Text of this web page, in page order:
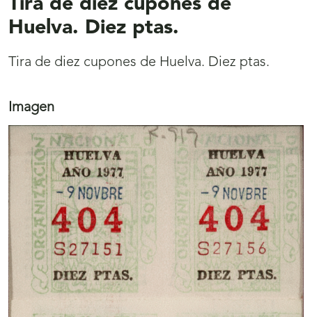
Tira de diez cupones de
Huelva. Diez ptas.
Tira de diez cupones de Huelva. Diez ptas.
Imagen